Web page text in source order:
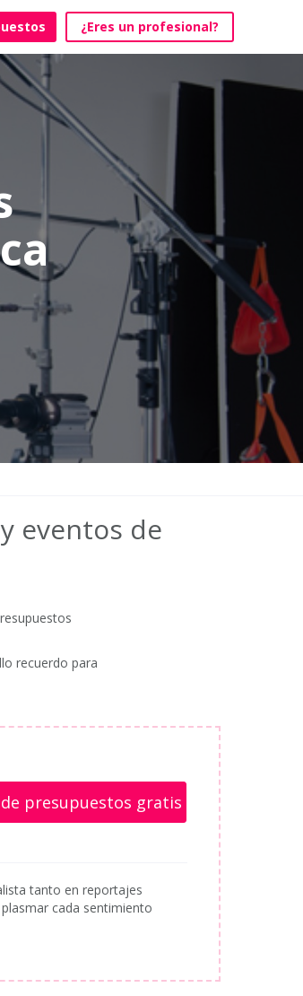
¿Eres un profesional?
eventos de
recuerdo para
presupuestos gratis
tanto en reportajes
cada sentimiento